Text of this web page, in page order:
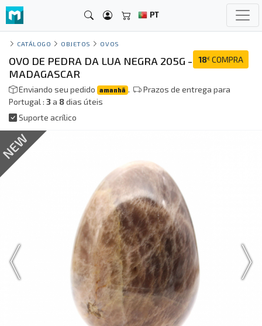
PT
CATÁLOGO OBJETOS OVOS
18€ COMPRA
OVO DE PEDRA DA LUA NEGRA 205G -
MADAGASCAR
Enviando seu pedido amanhã .
Prazos de entrega para
Portugal : 3a 8dias úteis
Suporte acrílico